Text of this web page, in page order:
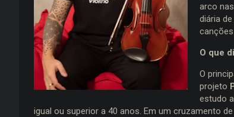
arco
diária
O que
O
projeto
estudo
igual ou superior a 40 anos. Em um cruzamento